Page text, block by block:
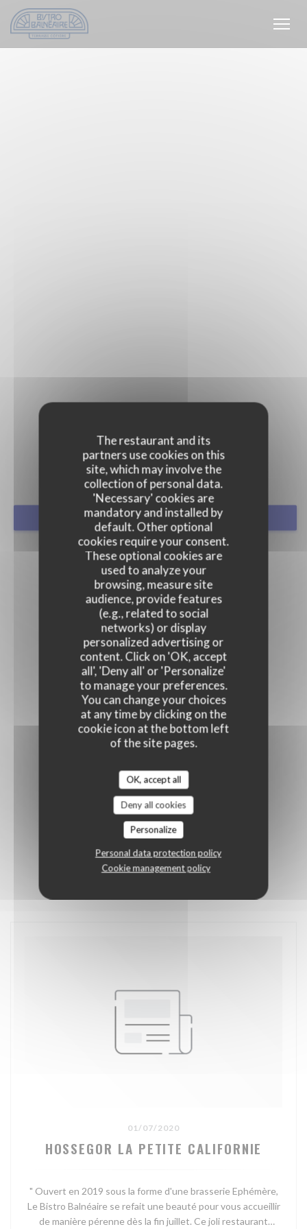
Personalizing your cookie choices
The restaurant and its
partners use cookies on this
site, which may involve the
collection of personal data.
'Necessary' cookies are
mandatory and installed by
default. Other optional
cookies require your consent.
These optional cookies are
used to analyze your
browsing, measure site
audience, provide features
(e.g., related to social
networks) or display
personalized advertising or
content. Click on 'OK, accept
all', 'Deny all' or 'Personalize'
to manage your preferences.
You can change your choices
at any time by clicking on the
cookie icon at the bottom left
of the site pages.
OK, accept all
Deny all cookies
Personalize
Personal data protection policy
Cookie management policy
PRESS
BOOK A TABLE
01/07/2020
HOSSEGOR LA PETITE CALIFORNIE
" Ouvert en 2019 sous la forme d'une brasserie Ephémère,
Le Bistro Balnéaire se refait une beauté pour vous accueillir
de manière pérenne dès la fin juillet. Ce joli restaurant